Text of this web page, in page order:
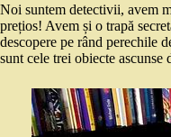
Noi suntem detectivii, avem
prețios! Avem și o trapă
descopere pe rând perechile
sunt cele trei obiecte ascunse